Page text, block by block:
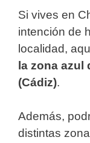
Si vives en
intención de
localidad,
la zona azul
(Cádiz).
Además,
distintas